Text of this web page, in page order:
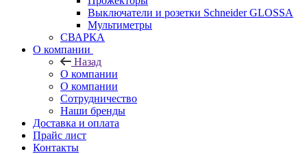
Выключатели и розетки Schneider GLOSSA
Мультиметры
СВАРКА
О компании
Назад
О компании
О компании
Сотрудничество
Наши бренды
Доставка и оплата
Прайс лист
Контакты